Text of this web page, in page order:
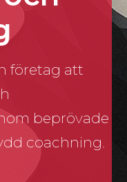
företag att
beprövade
coachning.